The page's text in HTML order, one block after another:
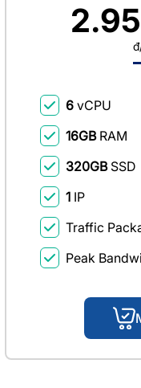
6 vCPU
16GBRAM
320GBSSD
1 IP
Traffic
Peak